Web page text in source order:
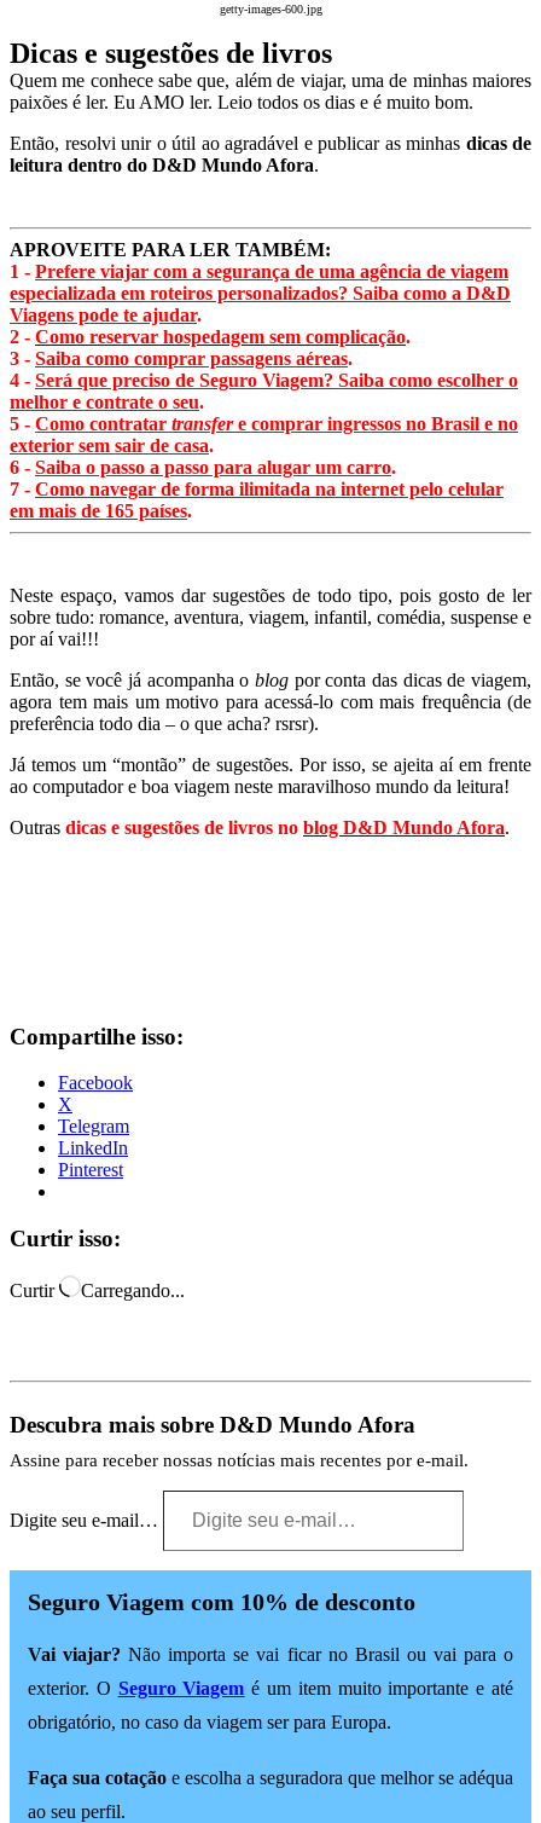
getty-images-600.jpg
Dicas e sugestões de livros
Quem me conhece sabe que, além de viajar, uma de minhas maiores
paixões é ler. Eu AMO ler. Leio todos os dias e é muito bom.
Então, resolvi unir o útil ao agradável e publicar as minhas dicas de
leitura dentro do D&D Mundo Afora.
APROVEITE PARA LER TAMBÉM:
1 - Prefere viajar com a segurança de uma agência de viagem
especializada em roteiros personalizados? Saiba como a D&D
Viagens pode te ajudar.
2 - Como reservar hospedagem sem complicação.
3 - Saiba como comprar passagens aéreas.
4 - Será que preciso de Seguro Viagem? Saiba como escolher o
melhor e contrate o seu.
5 - Como contratar transfere comprar ingressos no Brasil e no
exterior sem sair de casa.
6 - Saiba o passo a passo para alugar um carro.
7 - Como navegar de forma ilimitada na internet pelo celular
em mais de 165 países.
Neste espaço, vamos dar sugestões de todo tipo, pois gosto de ler
sobre tudo: romance, aventura, viagem, infantil, comédia, suspense e
por aí vai!!!
Então, se você já acompanha o blog por conta das dicas de viagem,
agora tem mais um motivo para acessá-lo com mais frequência (de
preferência todo dia – o que acha? rsrsr).
Já temos um “montão” de sugestões. Por isso, se ajeita aí em frente
ao computador e boa viagem neste maravilhoso mundo da leitura!
Outras dicas e sugestões de livros no blog D&D Mundo Afora.
Compartilhe isso:
Facebook
X
Telegram
LinkedIn
Pinterest
Curtir isso:
Curtir Carregando...
Descubra mais sobre D&D Mundo Afora
Assine para receber nossas notícias mais recentes por e-mail.
Digite seu e-mail…
Seguro Viagem com 10% de desconto
Vai viajar? Não importa se vai ficar no Brasil ou vai para o
exterior. O Seguro Viagem é um item muito importante e até
obrigatório, no caso da viagem ser para Europa.
Faça sua cotação e escolha a seguradora que melhor se adéqua
ao seu perfil.